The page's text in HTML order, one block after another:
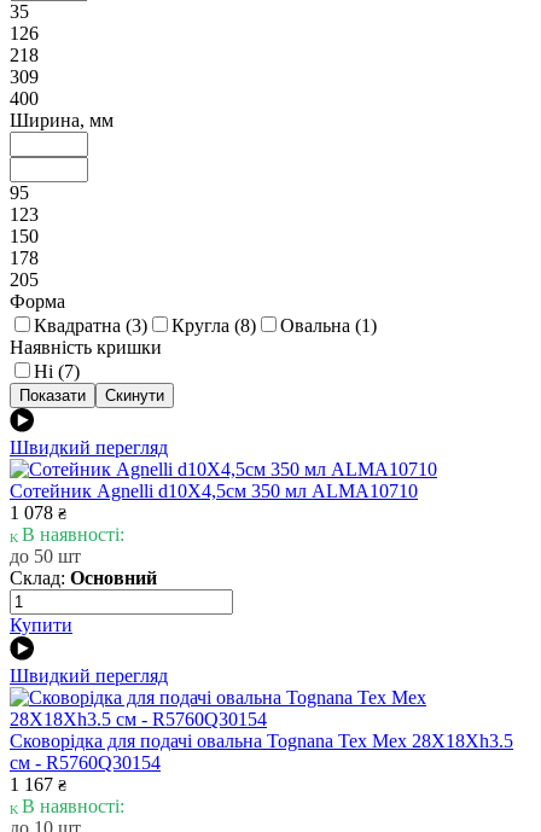
35
126
218
309
400
Ширина, мм
95
123
150
178
205
Форма
Квадратна (3) Кругла (8) Овальна (1)
Наявність кришки
Ні (7)
Швидкий перегляд
Сотейник Agnelli d10X4,5см 350 мл ALMA10710
1 078 ₴
В наявності:
до 50 шт
Склад: Основний
Купити
Швидкий перегляд
Сковорідка для подачі овальна Tognana Tex Mex 28X18Xh3.5
см - R5760Q30154
1 167 ₴
В наявності: